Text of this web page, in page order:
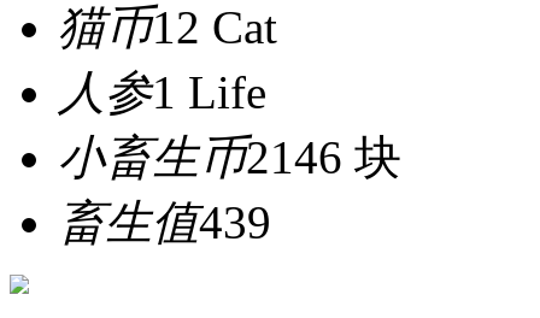
猫币12 Cat
人参1 Life
小畜生币2146 块
畜生值439